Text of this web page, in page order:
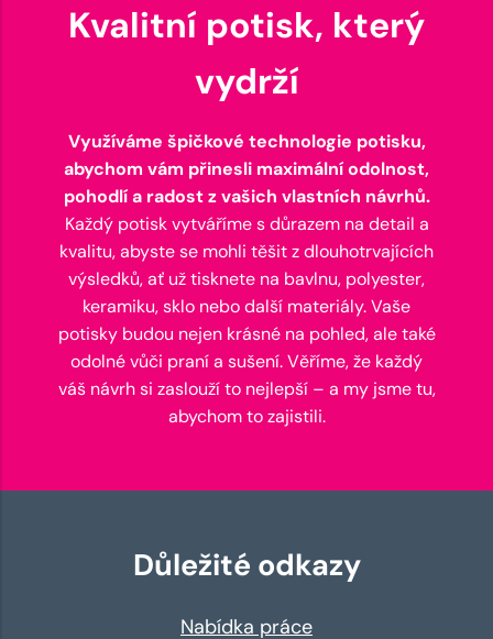
Kvalitní potisk, který
vydrží
Využíváme špičkové technologie potisku,
abychom vám přinesli maximální odolnost,
pohodlí a radost z vašich vlastních návrhů.
Každý potisk vytváříme s důrazem na detail a
kvalitu, abyste se mohli těšit z dlouhotrvajících
výsledků, ať už tisknete na bavlnu, polyester,
keramiku, sklo nebo další materiály. Vaše
potisky budou nejen krásné na pohled, ale také
odolné vůči praní a sušení. Věříme, že každý
váš návrh si zaslouží to nejlepší – a my jsme tu,
abychom to zajistili.
Důležité odkazy
Nabídka práce